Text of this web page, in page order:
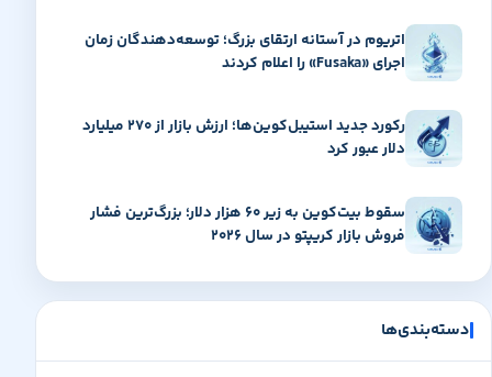
اتریوم در آستانه ارتقای بزرگ؛ توسعه‌دهندگان زمان
اجرای «Fusaka» را اعلام کردند
رکورد جدید استیبل‌کوین‌ها؛ ارزش بازار از ۲۷۰ میلیارد
دلار عبور کرد
سقوط بیت‌کوین به زیر ۶۰ هزار دلار؛ بزرگ‌ترین فشار
فروش بازار کریپتو در سال ۲۰۲۶
دسته‌بندی‌ها